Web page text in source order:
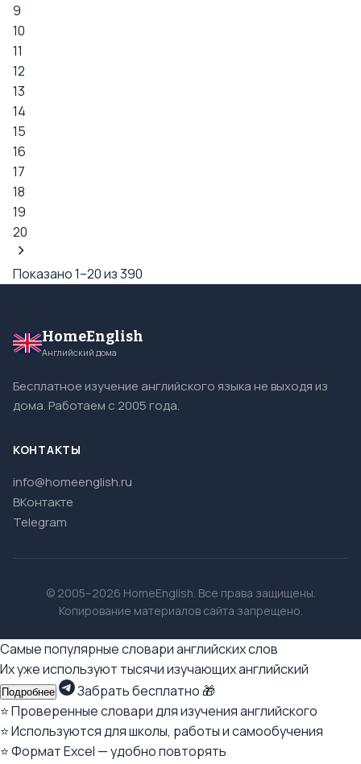
9
10
11
12
13
14
15
16
17
18
19
20
Показано 1–20 из 390
HomeEnglish
Английский дома
Бесплатное изучение английского языка не выходя из
дома. Работаем с 2005 года.
КОНТАКТЫ
info@homeenglish.ru
ВКонтакте
Telegram
© 2005–2026 HomeEnglish. Все права защищены.
Копирование материалов сайта запрещено.
Самые популярные словари английских слов
Их уже используют тысячи изучающих английский
Подробнее
Забрать бесплатно 🎁
⭐ Проверенные словари для изучения английского
⭐ Используются для школы, работы и самообучения
⭐ Формат Excel — удобно повторять